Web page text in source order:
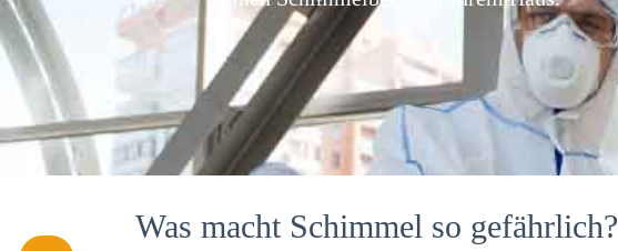
Was macht Schimmel so gefährlich?